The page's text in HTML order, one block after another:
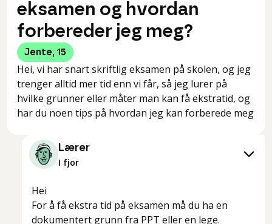
eksamen og hvordan
forbereder jeg meg?
Jente, 15
Hei, vi har snart skriftlig eksamen på skolen, og jeg
trenger alltid mer tid enn vi får, så jeg lurer på
hvilke grunner eller måter man kan få ekstratid, og
har du noen tips på hvordan jeg kan forberede meg
Lærer
I fjor
Hei
For å få ekstra tid på eksamen må du ha en
dokumentert grunn fra PPT eller en lege.